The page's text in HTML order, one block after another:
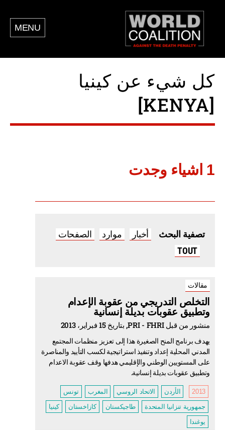
MENU
كل شيء عن كينيا
[KENYA]
1 اشياء وجدت
تصفية البحث أخبار موارد
الصفحات
TOUT
مقالات
التخلص التدريجي من عقوبة الإعدام
وتطبيق عقوبات بديلة إنسانية
منشور من قبل PRI - FHRI, بتاريخ 15 فبراير، 2013
يهدف برنامج المنح الصغيرة هذا إلى تعزيز منظمات المجتمع
المدني المحلية إعداد وتنفيذ استراتيجية لكسب التأييد والمناصرة
على المستويين الوطني والإقليمي هدفها وقف عقوبة الاعدام
وتطبيق عقوبات بديلة إنسانية.
2013 الأردن الاتحاد الروسي المغرب
تونس
جمهورية تنزانيا المتحدة
طاجيكستان كازاخستان
كينيا
يوغندا